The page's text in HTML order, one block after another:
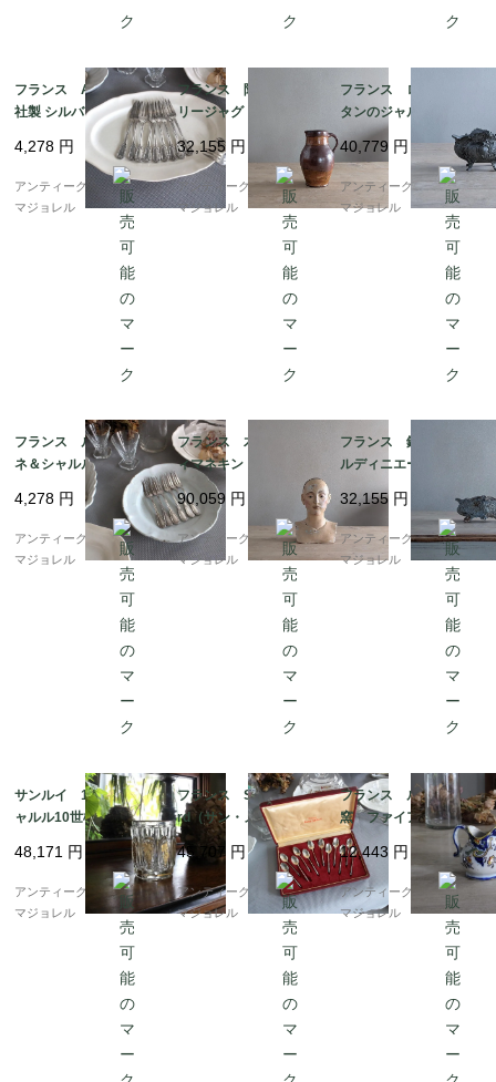
フランス A. Frionnet
社製 シルバープレーテ
ッドフォーク 7538_2
3_33
4,278 円
アンティークギャラリー
マジョレル
フランス 陶器 ポタ
リージャグ 7290
32,155 円
アンティークギャラリー
マジョレル
フランス ロココ エ
タンのジャルディニエ
ール 7750
40,779 円
アンティークギャラリー
マジョレル
フランス ルイラヴィ
ネ＆シャルルダンフェ
ール社製 シルバープ
レーテッドフォーク 7
538_34_45
4,278 円
アンティークギャラリー
マジョレル
フランス 木製のレデ
ィマネキン 7568
90,059 円
アンティークギャラリー
マジョレル
フランス 鋳物のジャ
ルディニエール 7110
32,155 円
アンティークギャラリー
マジョレル
サンルイ 19世紀 シ
ャルル10世様式 金彩
タンブラーグラス 74
23
48,171 円
アンティークギャラリー
マジョレル
フランス Saint Meda
rd（サン・メダ?ル）シ
ルバープレーテッドス
プーン12本セット 73
67
45,707 円
アンティークギャラリー
マジョレル
フランス ルーアン
窯 ファイアンス焼
き スモールジャグ 7
508
12,443 円
アンティークギャラリー
マジョレル